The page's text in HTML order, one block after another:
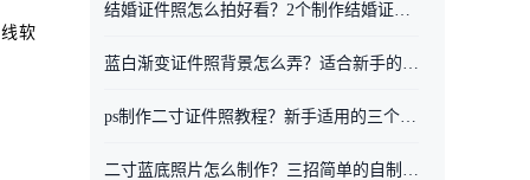
软
结婚证件照怎么拍好看？2个制作结婚证件照必备工具
蓝白渐变证件照背景怎么弄？适合新手的三个工具
ps制作二寸证件照教程？新手适用的三个方法
二寸蓝底照片怎么制作？三招简单的自制证件照方法分享